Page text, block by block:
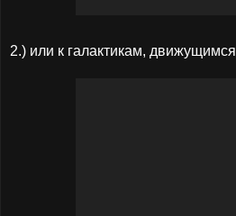
2.) или к галактикам,